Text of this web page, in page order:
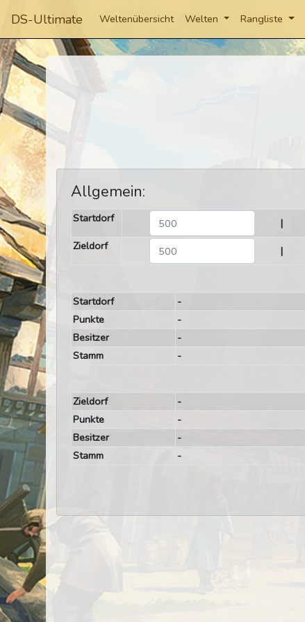
DS-Ultimate Weltenübersicht Welten Rangliste
Allgemein:
Startdorf
|
Zieldorf
|
Startdorf
-
Punkte
-
Besitzer
-
Stamm
-
Zieldorf
-
Punkte
-
Besitzer
-
Stamm
-